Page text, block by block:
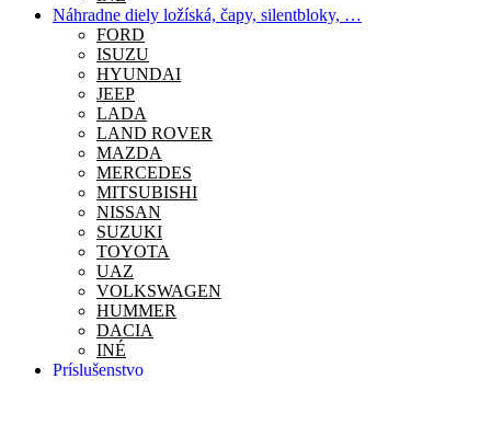
Náhradne diely ložíská, čapy, silentbloky, …
FORD
ISUZU
HYUNDAI
JEEP
LADA
LAND ROVER
MAZDA
MERCEDES
MITSUBISHI
NISSAN
SUZUKI
TOYOTA
UAZ
VOLKSWAGEN
HUMMER
DACIA
INÉ
Príslušenstvo